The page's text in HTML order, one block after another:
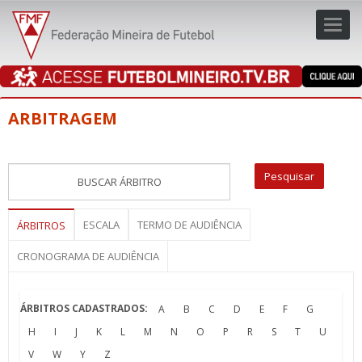
ARBITRAGEM
ÁRBITROS ESCALA TERMO DE AUDIÊNCIA
CRONOGRAMA DE AUDIÊNCIA
ÁRBITROS CADASTRADOS: A B C D E F
G
H
I J K L M N O P R S T
U
V
W Y Z